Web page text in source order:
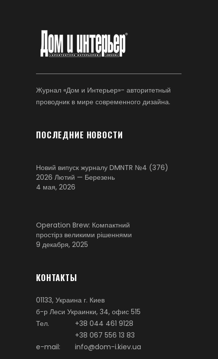
Журнал «Дом и Интерьер»- авторитетный
проводник в мире современного дизайна.
ПОСЛЕДНИЕ НОВОСТИ
Новий випуск журналу DMNTR №4 (376)
2026 Лютий — Березень
4 мая, 2026
Operation Brew: Компактний
простірз великими рішеннями
9 декабря, 2025
КОНТАКТЫ
01133, Украина г. Киев
б-р Леси Украинки, 34, офис 515
Тел.
+38 044 461 9128
+38 067 556 13 83
e-mail:
info@dom-i.kiev.ua